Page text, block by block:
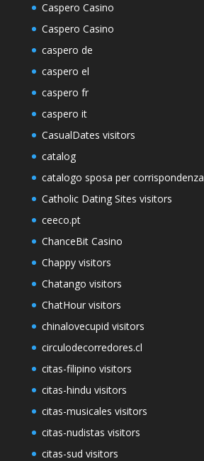
Caspero Casino
Caspero Casino
caspero de
caspero el
caspero fr
caspero it
CasualDates visitors
catalog
catalogo sposa per corrispondenza
Catholic Dating Sites visitors
ceeco.pt
ChanceBit Casino
Chappy visitors
Chatango visitors
ChatHour visitors
chinalovecupid visitors
circulodecorredores.cl
citas-filipino visitors
citas-hindu visitors
citas-musicales visitors
citas-nudistas visitors
citas-sud visitors